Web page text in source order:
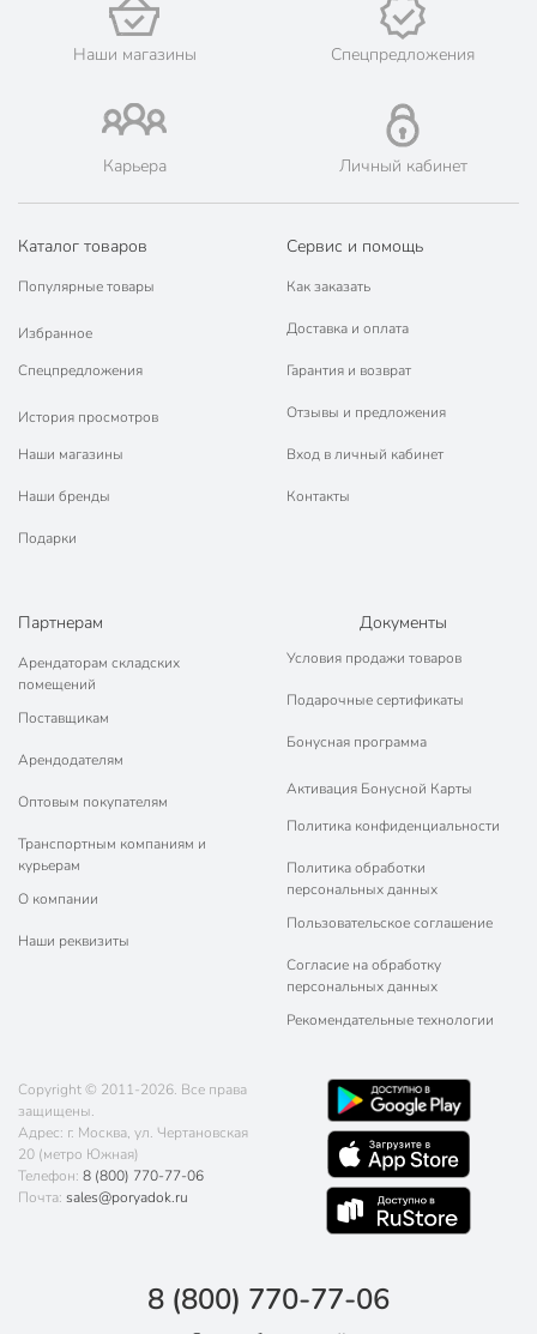
Наши магазины Спецпредложения
Карьера Личный кабинет
Каталог товаров
Популярные товары
Избранное
Спецпредложения
История просмотров
Наши магазины
Наши бренды
Подарки
Сервис и помощь
Как заказать
Доставка и оплата
Гарантия и возврат
Отзывы и предложения
Вход в личный кабинет
Контакты
Партнерам
Арендаторам складских
помещений
Поставщикам
Арендодателям
Оптовым покупателям
Транспортным компаниям и
курьерам
О компании
Наши реквизиты
Документы
Условия продажи товаров
Подарочные сертификаты
Бонусная программа
Активация Бонусной Карты
Политика конфиденциальности
Политика обработки
персональных данных
Пользовательское соглашение
Согласие на обработку
персональных данных
Рекомендательные технологии
Copyright © 2011-2026. Все права
защищены.
Адрес: г. Москва, ул. Чертановская
20 (метро Южная)
Телефон: 8 (800) 770-77-06
Почта: sales@poryadok.ru
8 (800) 770-77-06